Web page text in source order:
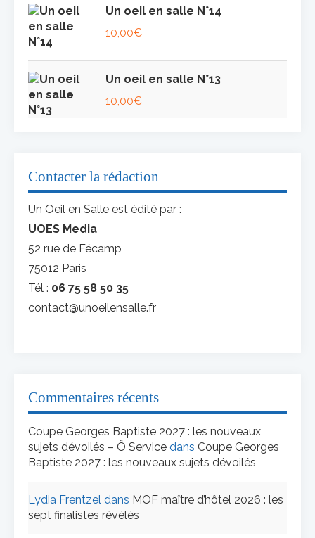
Un oeil en salle N°14
10,00€
Un oeil en salle N°13
10,00€
Contacter la rédaction
Un Oeil en Salle est édité par :
UOES Media
52 rue de Fécamp
75012 Paris
Tél : 06 75 58 50 35
contact@unoeilensalle.fr
Commentaires récents
Coupe Georges Baptiste 2027 : les nouveaux
sujets dévoilés – Ô Service dans Coupe Georges
Baptiste 2027 : les nouveaux sujets dévoilés
Lydia Frentzel dans MOF maître d’hôtel 2026 : les
sept finalistes révélés